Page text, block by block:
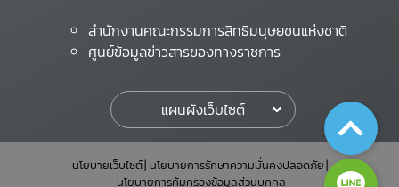
สำนักงานคณะกรรมการสิทธิมนุษยชนแห่งชาติ
ศูนย์ข้อมูลข่าวสารของทางราชการ
แผนผังเว็บไซต์
นโยบายเว็บไซต์ นโยบายการรักษาความมั่นคงปลอดภัย
นโยบายการคุ้มครองข้อมูลส่วนบุคคล